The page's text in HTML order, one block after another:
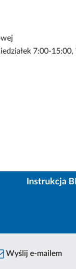
7:00-
Instrukcja
Wyślij e-mailem